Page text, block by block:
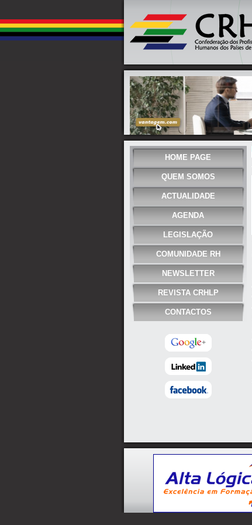
HOME PAGE
QUEM SOMOS
ACTUALIDADE
AGENDA
LEGISLAÇÃO
COMUNIDADE RH
NEWSLETTER
REVISTA CRHLP
CONTACTOS